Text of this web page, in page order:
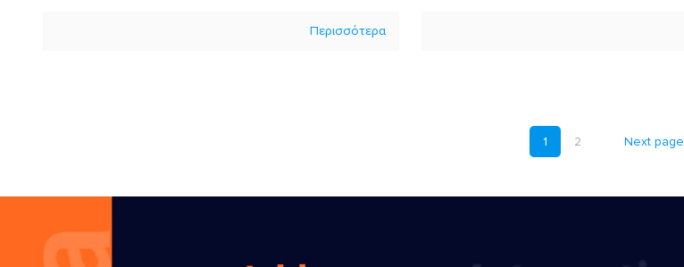
Περισσότερα
1 2 Next page